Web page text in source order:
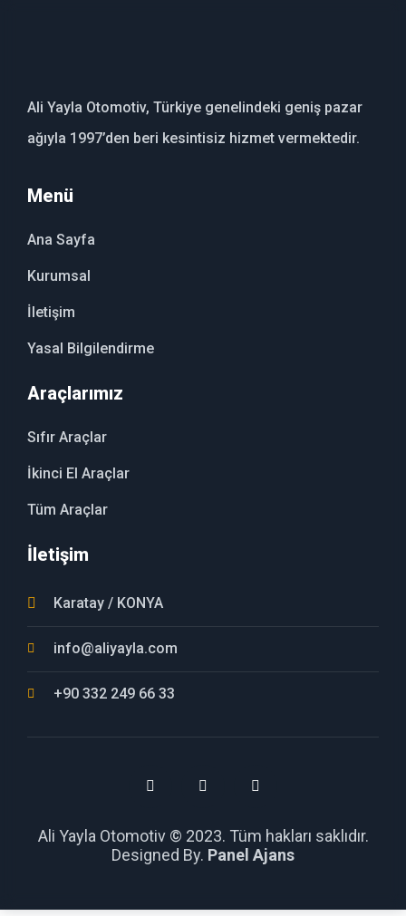
Ali Yayla Otomotiv, Türkiye genelindeki geniş pazar
ağıyla 1997’den beri kesintisiz hizmet vermektedir.
Menü
Ana Sayfa
Kurumsal
İletişim
Yasal Bilgilendirme
Araçlarımız
Sıfır Araçlar
İkinci El Araçlar
Tüm Araçlar
İletişim
Karatay / KONYA
info@aliyayla.com
+90 332 249 66 33
Ali Yayla Otomotiv © 2023. Tüm hakları saklıdır.
Designed By. Panel Ajans